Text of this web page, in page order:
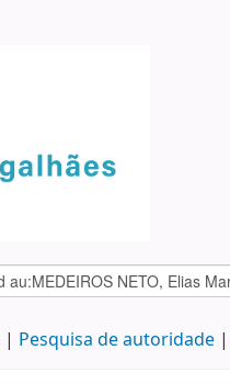
Pesquisa de autoridade